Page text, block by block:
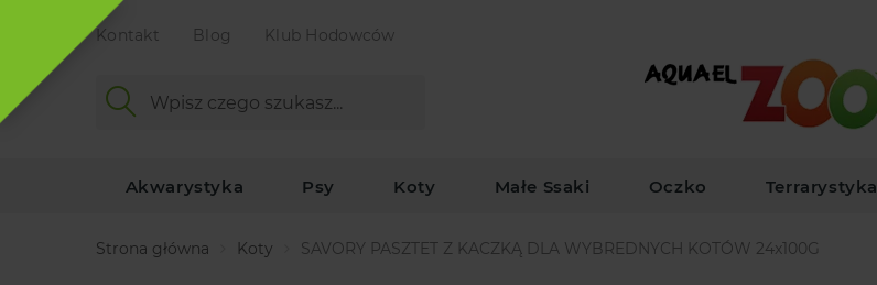
Kontakt Blog Klub Hodowców
Akwarystyka Psy Koty Małe Ssaki Oczko Terrarystyka
Strona główna Koty SAVORY PASZTET Z KACZKĄ DLA WYBREDNYCH KOTÓW 24x100G